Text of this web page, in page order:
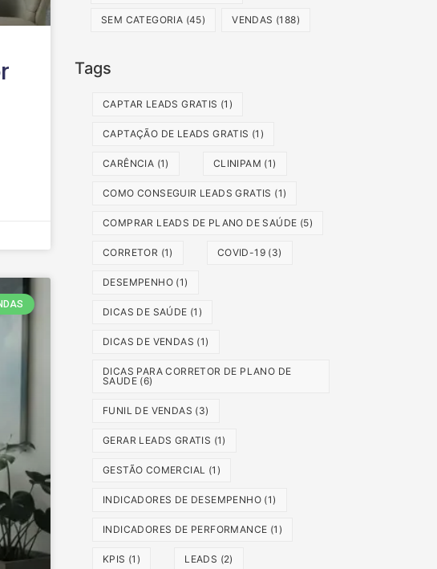
SEM CATEGORIA (45) VENDAS (188)
Tags
CAPTAR LEADS GRATIS (1)
CAPTAÇÃO DE LEADS GRATIS (1)
CARÊNCIA (1) CLINIPAM (1)
COMO CONSEGUIR LEADS GRATIS (1)
COMPRAR LEADS DE PLANO DE SAÚDE (5)
CORRETOR (1) COVID-19 (3)
DESEMPENHO (1)
DICAS DE SAÚDE (1)
DICAS DE VENDAS (1)
DICAS PARA CORRETOR DE PLANO DE
SAUDE(6)
FUNIL DE VENDAS (3)
GERAR LEADS GRATIS (1)
GESTÃO COMERCIAL (1)
INDICADORES DE DESEMPENHO(1)
INDICADORES DE PERFORMANCE (1)
KPIS (1) LEADS (2)